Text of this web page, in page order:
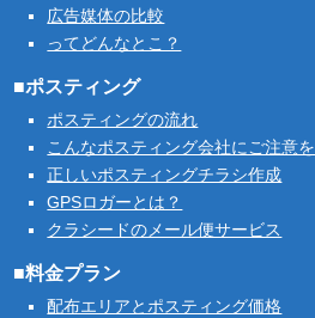
広告媒体の比較
ってどんなとこ？
■ポスティング
ポスティングの流れ
こんなポスティング会社にご注意を
正しいポスティングチラシ作成
GPSロガーとは？
クラシードのメール便サービス
■料金プラン
配布エリアとポスティング価格